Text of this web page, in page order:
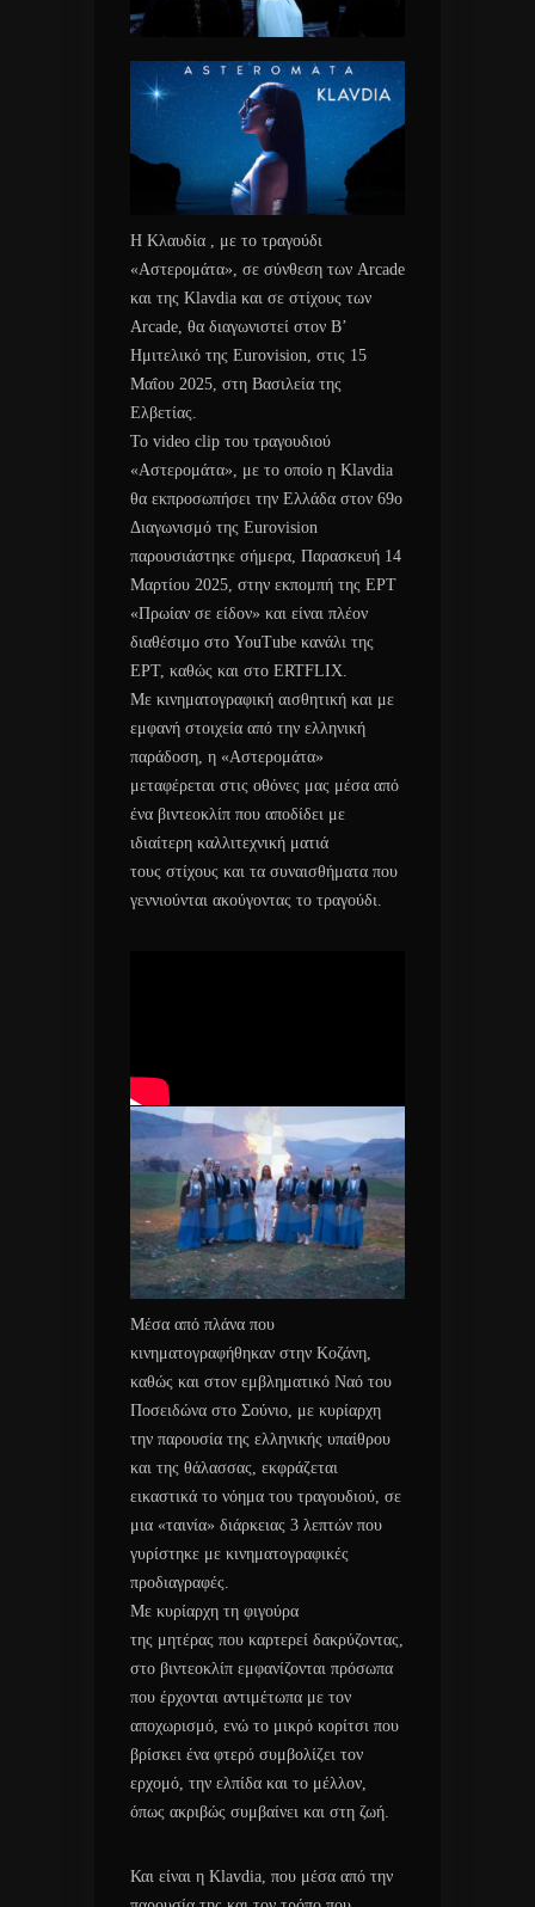
Η Κλαυδία , με το τραγούδι
«Αστερομάτα», σε σύνθεση των Arcade
και της Klavdia και σε στίχους των
Arcade, θα διαγωνιστεί στον Β’
Ημιτελικό της Eurovision, στις 15
Μαΐου 2025, στη Βασιλεία της
Ελβετίας.
Το video clip του τραγουδιού
«Αστερομάτα», με το οποίο η Klavdia
θα εκπροσωπήσει την Ελλάδα στον 69ο
Διαγωνισμό της Eurovision
παρουσιάστηκε σήμερα, Παρασκευή 14
Μαρτίου 2025, στην εκπομπή της ΕΡΤ
«Πρωίαν σε είδον» και είναι πλέον
διαθέσιμο στο YouTube κανάλι της
ΕΡΤ, καθώς και στο ERTFLIX.
Με κινηματογραφική αισθητική και με
εμφανή στοιχεία από την ελληνική
παράδοση, η «Αστερομάτα»
μεταφέρεται στις οθόνες μας μέσα από
ένα βιντεοκλίπ που αποδίδει με
ιδιαίτερη καλλιτεχνική ματιά
τους στίχους και τα συναισθήματα που
γεννιούνται ακούγοντας το τραγούδι.
Μέσα από πλάνα που
κινηματογραφήθηκαν στην Κοζάνη,
καθώς και στον εμβληματικό Ναό του
Ποσειδώνα στο Σούνιο, με κυρίαρχη
την παρουσία της ελληνικής υπαίθρου
και της θάλασσας, εκφράζεται
εικαστικά το νόημα του τραγουδιού, σε
μια «ταινία» διάρκειας 3 λεπτών που
γυρίστηκε με κινηματογραφικές
προδιαγραφές.
Με κυρίαρχη τη φιγούρα
της μητέρας που καρτερεί δακρύζοντας,
στο βιντεοκλίπ εμφανίζονται πρόσωπα
που έρχονται αντιμέτωπα με τον
αποχωρισμό, ενώ το μικρό κορίτσι που
βρίσκει ένα φτερό συμβολίζει τον
ερχομό, την ελπίδα και το μέλλον,
όπως ακριβώς συμβαίνει και στη ζωή.
Και είναι η Klavdia, που μέσα από την